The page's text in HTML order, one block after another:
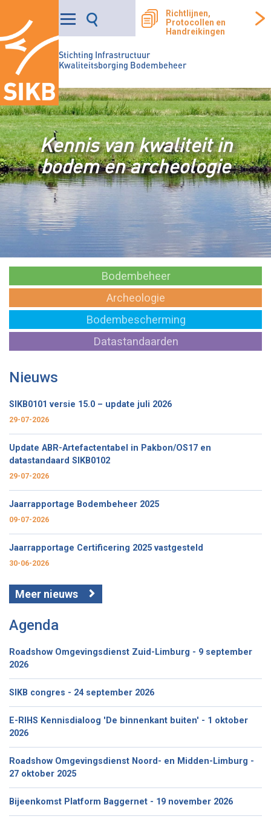
Stichting Infrastructuur
Kwaliteitsborging Bodembeheer
Richtlijnen,
Protocollen en
Handreikingen
Kennis van kwaliteit in
bodem en archeologie
Bodembeheer
Archeologie
Bodembescherming
Datastandaarden
Nieuws
SIKB0101 versie 15.0 – update juli 2026
29-07-2026
Update ABR-Artefactentabel in Pakbon/OS17 en
datastandaard SIKB0102
29-07-2026
Jaarrapportage Bodembeheer 2025
09-07-2026
Jaarrapportage Certificering 2025 vastgesteld
30-06-2026
Meer nieuws
Agenda
Roadshow Omgevingsdienst Zuid-Limburg - 9 september
2026
SIKB congres - 24 september 2026
E-RIHS Kennisdialoog 'De binnenkant buiten' - 1 oktober
2026
Roadshow Omgevingsdienst Noord- en Midden-Limburg -
27 oktober 2025
Bijeenkomst Platform Baggernet - 19 november 2026